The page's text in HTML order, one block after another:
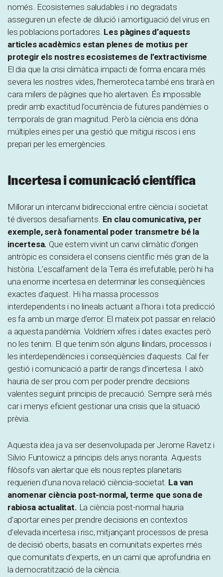
només. Ecosistemes saludables i no degradats
asseguren un efecte de dilució i amortiguació del virus en
les poblacions portadores. Les pàgines d’aquests
articles acadèmics estan plenes de motius per
protegir els nostres ecosistemes de l’extractivisme
El dia que la crisi climàtica impacti de forma encara més
severa les nostres vides, l’hemeroteca també ens tirarà en
cara milers de pàgines que ho alertaven. És impossible
predir amb exactitud l’ocurrència de futures pandèmies o
temporals de gran magnitud. Però la ciència ens dóna
múltiples eines per una gestió que mitigui riscos i ens
prepari per les emergències.
Incertesa i comunicació científica
Millorar un intercanvi bidireccional entre ciència i societat
té diversos desafiaments. En clau comunicativa, per
exemple, serà fonamental poder transmetre bé la
incertesa. Que estem vivint un canvi climàtic d’origen
antròpic es considera el consens científic més gran de la
història. L’escalfament de la Terra és irrefutable, però hi ha
una enorme incertesa en determinar les conseqüències
exactes d’aquest. Hi ha massa processos
interdependents i no lineals actuant a l’hora i tota predicció
es fa amb un marge d’error. El mateix pot passar en relació
a aquesta pandèmia. Voldríem xifres i dates exactes però
no les tenim. El que tenim són alguns llindars, processos i
les interdependències i conseqüències d’aquests. Cal fer
gestió i comunicació a partir de rangs d’incertesa. I això
hauria de ser prou com per poder prendre decisions
valentes seguint principis de precaució. Sempre serà més
car i menys eficient gestionar una crisis que la situació
prèvia.
Aquesta idea ja va ser desenvolupada per Jerome Ravetz i
Silvio Funtowicz a principis dels anys noranta. Aquests
filòsofs van alertar que els nous reptes planetaris
requerien d’una nova relació ciència-societat. La van
anomenar ciència post-normal, terme que sona de
rabiosa actualitat. La ciència post-normal hauria
d’aportar eines per prendre decisions en contextos
d’elevada incertesa i risc, mitjançant processos de presa
de decisió oberts, basats en comunitats expertes més
que comunitats d’experts, en un camí que aprofundiria en
la democratització de la ciència.